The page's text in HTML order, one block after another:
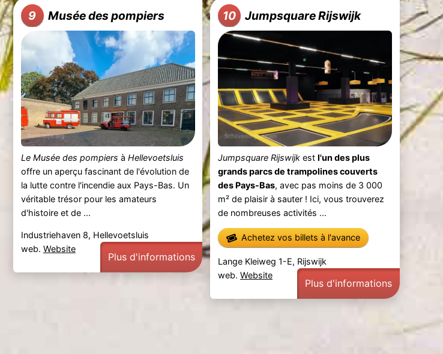
9 Musée des pompiers
Le Musée des pompiers à Hellevoetsluis
offre un aperçu fascinant de l'évolution de
la lutte contre l'incendie aux Pays-Bas. Un
véritable trésor pour les amateurs
d'histoire et de ...
Industriehaven 8, Hellevoetsluis
web. Website
Plus d'informations
10 Jumpsquare Rijswijk
Jumpsquare Rijswijkest l'un des plus
grands parcs de trampolines couverts
des Pays-Bas, avec pas moins de 3 000
m² de plaisir à sauter ! Ici, vous trouverez
de nombreuses activités ...
Achetez vos billets à l'avance
Lange Kleiweg 1-E, Rijswijk
web. Website
Plus d'informations